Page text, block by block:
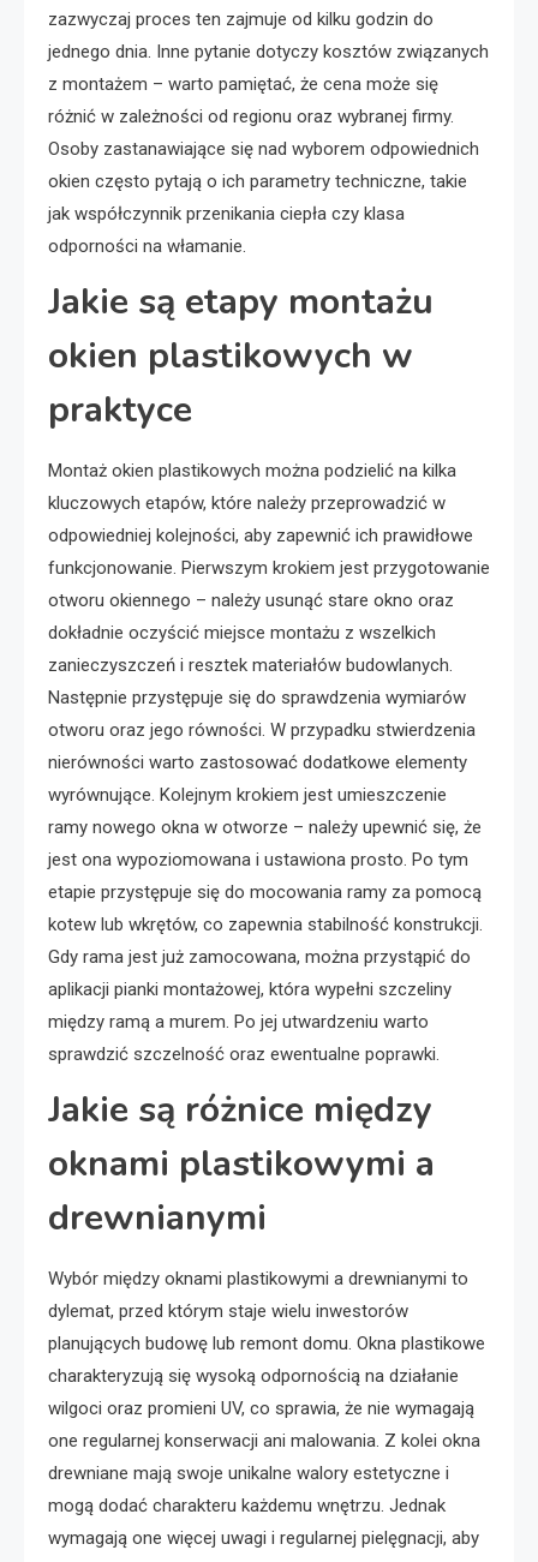
zazwyczaj proces ten zajmuje od kilku godzin do
jednego dnia. Inne pytanie dotyczy kosztów związanych
z montażem – warto pamiętać, że cena może się
różnić w zależności od regionu oraz wybranej firmy.
Osoby zastanawiające się nad wyborem odpowiednich
okien często pytają o ich parametry techniczne, takie
jak współczynnik przenikania ciepła czy klasa
odporności na włamanie.
Jakie są etapy montażu
okien plastikowych w
praktyce
Montaż okien plastikowych można podzielić na kilka
kluczowych etapów, które należy przeprowadzić w
odpowiedniej kolejności, aby zapewnić ich prawidłowe
funkcjonowanie. Pierwszym krokiem jest przygotowanie
otworu okiennego – należy usunąć stare okno oraz
dokładnie oczyścić miejsce montażu z wszelkich
zanieczyszczeń i resztek materiałów budowlanych.
Następnie przystępuje się do sprawdzenia wymiarów
otworu oraz jego równości. W przypadku stwierdzenia
nierówności warto zastosować dodatkowe elementy
wyrównujące. Kolejnym krokiem jest umieszczenie
ramy nowego okna w otworze – należy upewnić się, że
jest ona wypoziomowana i ustawiona prosto. Po tym
etapie przystępuje się do mocowania ramy za pomocą
kotew lub wkrętów, co zapewnia stabilność konstrukcji.
Gdy rama jest już zamocowana, można przystąpić do
aplikacji pianki montażowej, która wypełni szczeliny
między ramą a murem. Po jej utwardzeniu warto
sprawdzić szczelność oraz ewentualne poprawki.
Jakie są różnice między
oknami plastikowymi a
drewnianymi
Wybór między oknami plastikowymi a drewnianymi to
dylemat, przed którym staje wielu inwestorów
planujących budowę lub remont domu. Okna plastikowe
charakteryzują się wysoką odpornością na działanie
wilgoci oraz promieni UV, co sprawia, że nie wymagają
one regularnej konserwacji ani malowania. Z kolei okna
drewniane mają swoje unikalne walory estetyczne i
mogą dodać charakteru każdemu wnętrzu. Jednak
wymagają one więcej uwagi i regularnej pielęgnacji, aby